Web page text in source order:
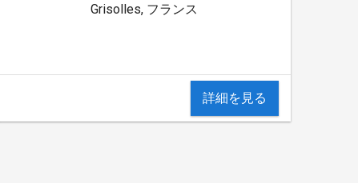
Grisolles, フランス
詳細を見る